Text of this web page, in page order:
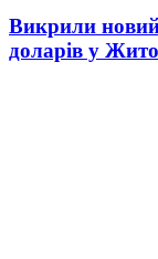
Викрили новий
доларів у